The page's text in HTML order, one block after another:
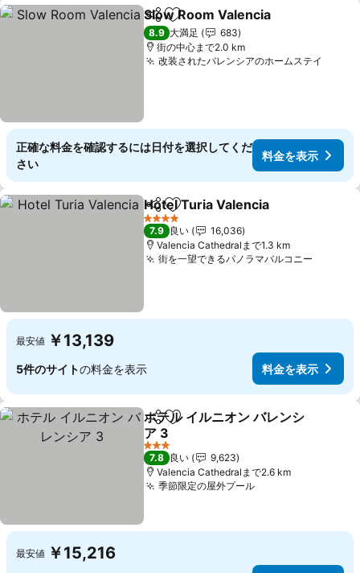
シェアお気に入りに追加
Slow Room Valencia
8.9 大満足
683
街の中心まで2.0 km
改装されたバレンシアのホームステイ
正確な料金を確認するには日付を選択してくだ
さい
料金を表示
シェアお気に入りに追加
Hotel Turia Valencia
4 ホテルのランク
7.9 良い
16,036
Valencia Cathedralまで1.3 km
街を一望できるパノラマバルコニー
最安値 ￥13,139
5件のサイトの料金を表示 料金を表示
シェアお気に入りに追加
ホテル イルニオン バレンシ
ア 3
3 ホテルのランク
7.8 良い
9,623
Valencia Cathedralまで2.6 km
季節限定の屋外プール
最安値 ￥15,216